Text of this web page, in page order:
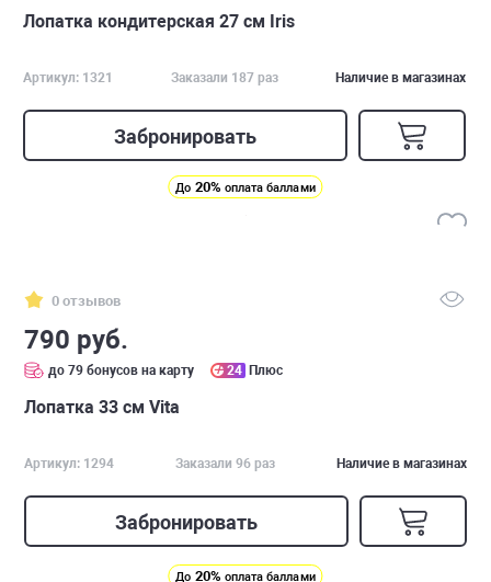
Лопатка кондитерская 27 см Iris
Артикул: 1321 Заказали 187 раз Наличие в магазинах
Забронировать
До 20% оплата баллами
0 отзывов
790 руб.
до 79 бонусов на карту 24 Плюс
Лопатка 33 см Vita
Артикул: 1294 Заказали 96 раз Наличие в магазинах
Забронировать
До 20% оплата баллами